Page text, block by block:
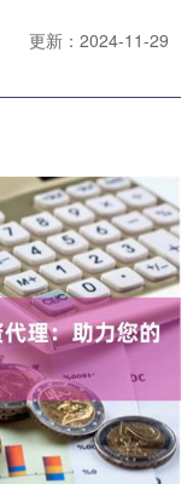
更新：2024-11-29